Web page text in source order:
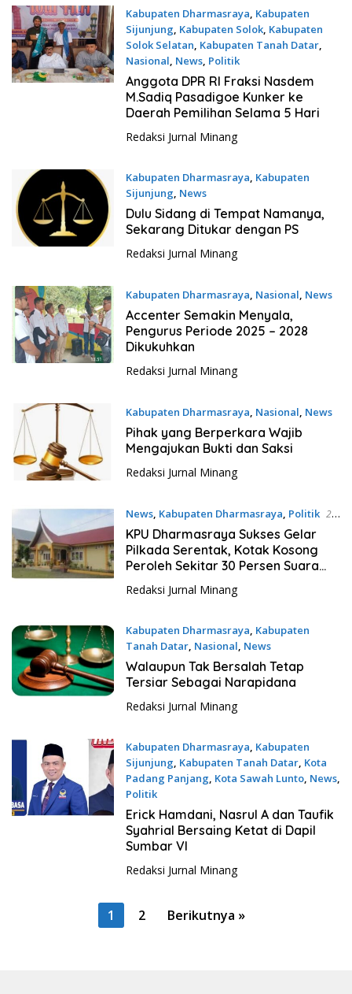
Kabupaten Dharmasraya Kabupaten
Sijunjung Kabupaten Solok, Kabupaten
Solok Selatan Kabupaten Tanah Datar,
Nasional News, Politik
2 April 2025
Anggota DPR RI Fraksi Nasdem
M.Sadiq Pasadigoe Kunker ke
Daerah Pemilihan Selama 5 Hari
Redaksi Jurnal Minang
Kabupaten Dharmasraya Kabupaten
Sijunjung News
18 Februari 2025
Dulu Sidang di Tempat Namanya,
Sekarang Ditukar dengan PS
Redaksi Jurnal Minang
Kabupaten Dharmasraya Nasional News
9 Februari 2025
Accenter Semakin Menyala,
Pengurus Periode 2025 – 2028
Dikukuhkan
Redaksi Jurnal Minang
Kabupaten Dharmasraya Nasional News
11 Januari 2025
Pihak yang Berperkara Wajib
Mengajukan Bukti dan Saksi
Redaksi Jurnal Minang
News, Kabupaten Dharmasraya Politik 29
November 2024
KPU Dharmasraya Sukses Gelar
Pilkada Serentak, Kotak Kosong
Peroleh Sekitar 30 Persen Suara
Redaksi Jurnal Minang
Kabupaten Dharmasraya Kabupaten
Tanah Datar, Nasional News
24 November 2024
Walaupun Tak Bersalah Tetap
Tersiar Sebagai Narapidana
Redaksi Jurnal Minang
Kabupaten Dharmasraya Kabupaten
Sijunjung Kabupaten Tanah Datar, Kota
Padang Panjang Kota Sawah Lunto, News,
Politik
1 Februari 2024
Erick Hamdani, Nasrul A dan Taufik
Syahrial Bersaing Ketat di Dapil
Sumbar VI
Redaksi Jurnal Minang
1 2 Berikutnya »